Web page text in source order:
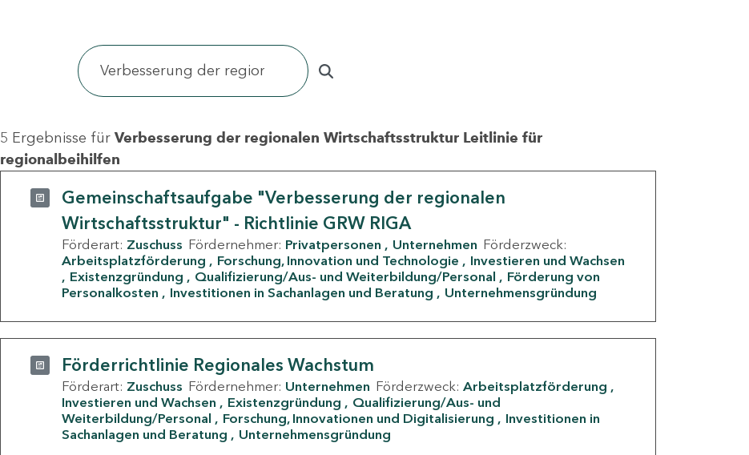
5 Ergebnisse für Verbesserung der regionalen Wirtschaftsstruktur Leitlinie für
regionalbeihilfen
Gemeinschaftsaufgabe "Verbesserung der regionalen
Wirtschaftsstruktur" - Richtlinie GRW RIGA
Förderart: Zuschuss Fördernehmer: Privatpersonen Unternehmen Förderzweck:
Arbeitsplatzförderung
Forschung, Innovation und Technologie
Investieren und Wachsen
Existenzgründung
Qualifizierung/Aus- und Weiterbildung/Personal
Förderung von
Personalkosten
Investitionen in Sachanlagen und Beratung Unternehmensgründung
Förderrichtlinie Regionales Wachstum
Förderart: Zuschuss Fördernehmer: Unternehmen Förderzweck: Arbeitsplatzförderung
Investieren und Wachsen
Existenzgründung
Qualifizierung/Aus- und
Weiterbildung/Personal
Forschung, Innovationen und Digitalisierung
Investitionen in
Sachanlagen und Beratung
Unternehmensgründung